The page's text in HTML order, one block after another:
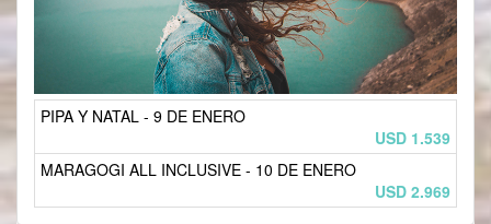
PIPA Y NATAL - 9 DE ENERO
USD 1.539
MARAGOGI ALL INCLUSIVE - 10 DE ENERO
USD 2.969